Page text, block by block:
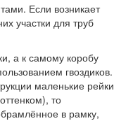
Если возникает
участки для труб
а к самому коробу
гвоздиков.
маленькие рейки
то
в рамку,